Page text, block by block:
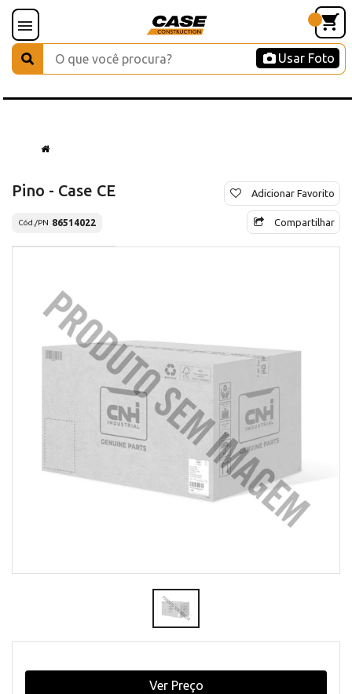
Usar Foto
Pino - Case CE
Cód./PN 86514022
Adicionar Favorito
Compartilhar
Ver Preço